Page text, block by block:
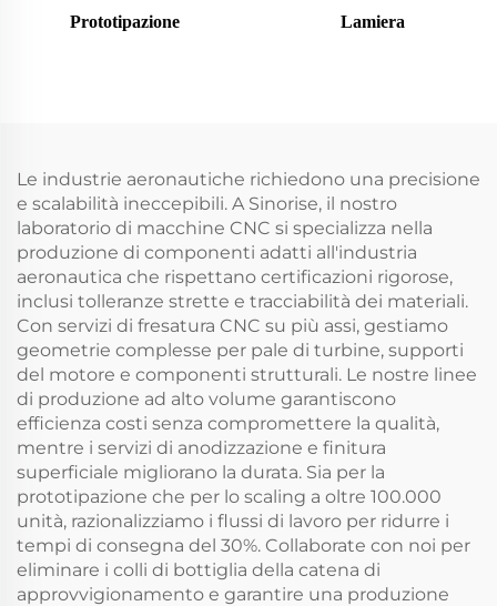
Prototipazione Lamiera
Le industrie aeronautiche richiedono una precisione
e scalabilità ineccepibili. A Sinorise, il nostro
laboratorio di macchine CNC si specializza nella
produzione di componenti adatti all'industria
aeronautica che rispettano certificazioni rigorose,
inclusi tolleranze strette e tracciabilità dei materiali.
Con servizi di fresatura CNC su più assi, gestiamo
geometrie complesse per pale di turbine, supporti
del motore e componenti strutturali. Le nostre linee
di produzione ad alto volume garantiscono
efficienza costi senza compromettere la qualità,
mentre i servizi di anodizzazione e finitura
superficiale migliorano la durata. Sia per la
prototipazione che per lo scaling a oltre 100.000
unità, razionalizziamo i flussi di lavoro per ridurre i
tempi di consegna del 30%. Collaborate con noi per
eliminare i colli di bottiglia della catena di
approvvigionamento e garantire una produzione